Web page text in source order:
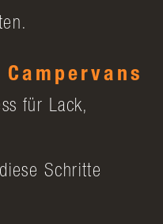
für Lack,
Schritte